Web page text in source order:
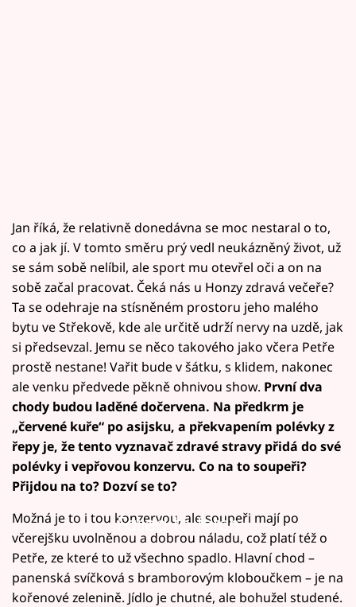
Jan říká, že relativně donedávna se moc nestaral o to,
co a jak jí. V tomto směru prý vedl neukázněný život, už
se sám sobě nelíbil, ale sport mu otevřel oči a on na
sobě začal pracovat. Čeká nás u Honzy zdravá večeře?
Ta se odehraje na stísněném prostoru jeho malého
bytu ve Střekově, kde ale určitě udrží nervy na uzdě, jak
si předsevzal. Jemu se něco takového jako včera Petře
prostě nestane! Vařit bude v šátku, s klidem, nakonec
ale venku předvede pěkně ohnivou show. První dva
chody budou laděné dočervena. Na předkrm je
„červené kuře“ po asijsku, a překvapením polévky z
řepy je, že tento vyznavač zdravé stravy přidá do své
polévky i vepřovou konzervu. Co na to soupeři?
Přijdou na to? Dozví se to?
Failed to fetch
Možná je to i tou konzervou, ale soupeři mají po
včerejšku uvolněnou a dobrou náladu, což platí též o
Petře, ze které to už všechno spadlo. Hlavní chod –
panenská svíčková s bramborovým kloboučkem – je na
kořenové zelenině. Jídlo je chutné, ale bohužel studené.